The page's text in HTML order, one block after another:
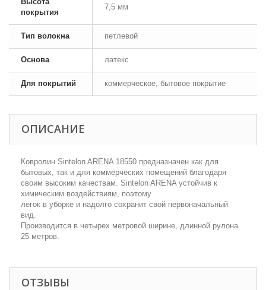
покрытия
7,5 мм
Тип волокна петлевой
Основа латекс
Для покрытий коммерческое, бытовое покрытие
ОПИСАНИЕ
Ковролин Sintelon ARENA 18550 предназначен как для
бытовых, так и для коммерческих помещений благодаря
своим высоким качествам. Sintelon ARENA устойчив к
химическим воздействиям, поэтому
легок в уборке и надолго сохранит свой первоначальный
вид.
Производится в четырех метровой ширине, длинной рулона
25 метров.
ОТЗЫВЫ